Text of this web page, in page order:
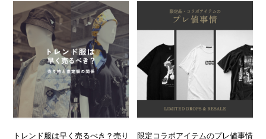
トレンド服は早く売るべき？売り
限定コラボアイテムのプレ値事情